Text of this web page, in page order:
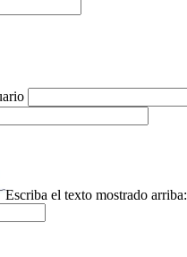
Escriba el texto mostrado arriba: